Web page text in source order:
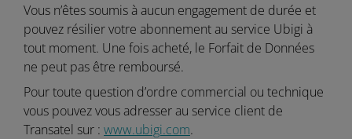
Vous n’êtes soumis à aucun engagement de durée et
pouvez résilier votre abonnement au service Ubigi à
tout moment. Une fois acheté, le Forfait de Données
ne peut pas être remboursé.
Pour toute question d’ordre commercial ou technique
vous pouvez vous adresser au service client de
Transatel sur : www.ubigi.com.